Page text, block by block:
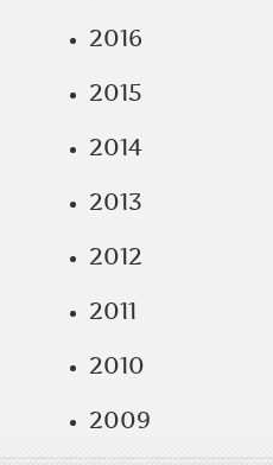
2016
2015
2014
2013
2012
2011
2010
2009